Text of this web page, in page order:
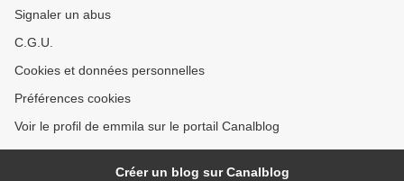
Signaler un abus
C.G.U.
Cookies et données personnelles
Préférences cookies
Voir le profil de emmila sur le portail Canalblog
Créer un blog sur Canalblog